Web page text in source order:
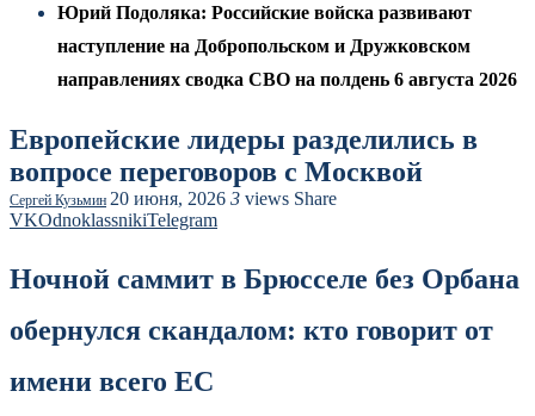
Юрий Подоляка: Российские войска развивают
наступление на Добропольском и Дружковском
направлениях сводка СВО на полдень 6 августа 2026
Европейские лидеры разделились в
вопросе переговоров с Москвой
Сергей Кузьмин 20 июня, 2026 3 views Share
VKOdnoklassnikiTelegram
Ночной саммит в Брюсселе без Орбана
обернулся скандалом: кто говорит от
имени всего ЕС